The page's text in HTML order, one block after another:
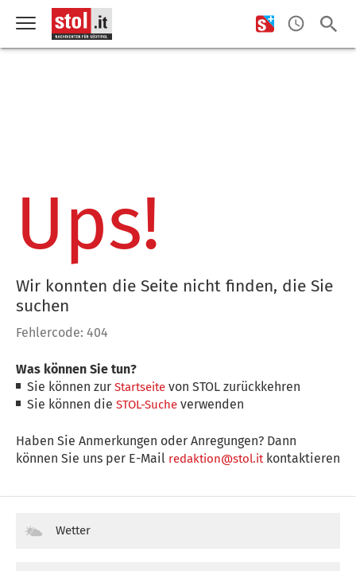
Ups!
Wir konnten die Seite nicht finden, die Sie
suchen
Fehlercode: 404
Was können Sie tun?
Sie können zurStartseite von STOL zurückkehren
Sie können dieSTOL-Suche verwenden
Haben Sie Anmerkungen oder Anregungen? Dann
können Sie uns per E-Mail redaktion@stol.itkontaktieren
Wetter